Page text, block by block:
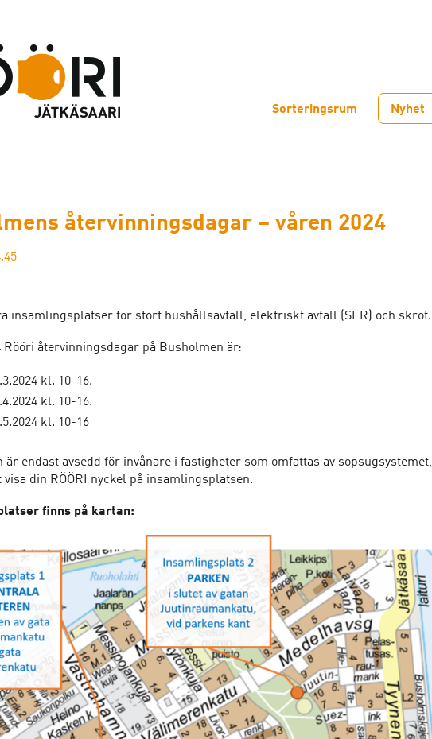
Sorteringsrum Nyhet
återvinningsdagar – våren 2024
insamlingsplatser för stort hushållsavfall, elektriskt avfall (SER) och skrot.
Rööri återvinningsdagar på Busholmen är:
kl. 10-16.
kl. 10-16.
kl. 10-16
är endast avsedd för invånare i fastigheter som omfattas av sopsugsystemet,
visa din RÖÖRI nyckel på insamlingsplatsen.
finns på kartan: